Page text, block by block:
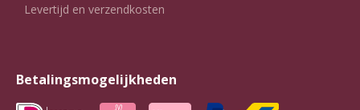
Levertijd en verzendkosten
Betalingsmogelijkheden